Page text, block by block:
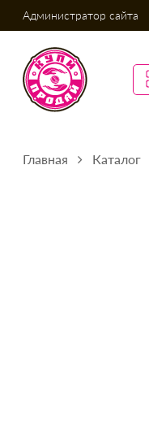
Администратор сайта
Главная Каталог